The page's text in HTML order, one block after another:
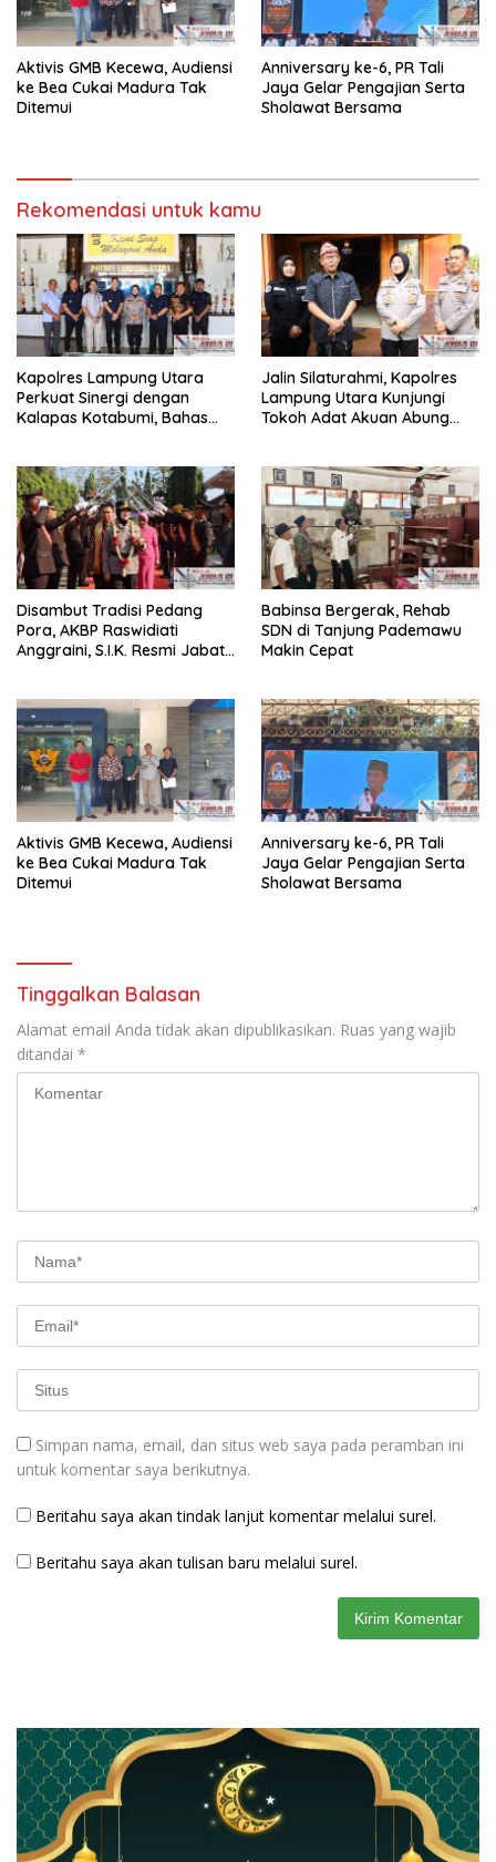
Aktivis GMB Kecewa, Audiensi
ke Bea Cukai Madura Tak
Ditemui
Anniversary ke-6, PR Tali
Jaya Gelar Pengajian Serta
Sholawat Bersama
Rekomendasi untuk kamu
Kapolres Lampung Utara
Perkuat Sinergi dengan
Kalapas Kotabumi, Bahas
Jalin Silaturahmi, Kapolres
Lampung Utara Kunjungi
Tokoh Adat Akuan Abung
Disambut Tradisi Pedang
Pora, AKBP Raswidiati
Anggraini, S.I.K. Resmi Jabat
Babinsa Bergerak, Rehab
SDN di Tanjung Pademawu
Makin Cepat
Aktivis GMB Kecewa, Audiensi
ke Bea Cukai Madura Tak
Ditemui
Anniversary ke-6, PR Tali
Jaya Gelar Pengajian Serta
Sholawat Bersama
Tinggalkan Balasan
Alamat email Anda tidak akan dipublikasikan. Ruas yang wajib
ditandai *
Simpan nama, email, dan situs web saya pada peramban ini
untuk komentar saya berikutnya.
Beritahu saya akan tindak lanjut komentar melalui surel.
Beritahu saya akan tulisan baru melalui surel.